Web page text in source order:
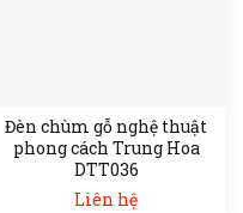
Đèn chùm gỗ nghệ thuật
phong cách Trung Hoa
DTT036
Liên hệ